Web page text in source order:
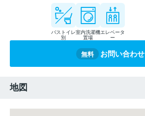
バストイレ
別
室内洗濯機
置場
エレベータ
ー
無料 お問い合わせ
地図